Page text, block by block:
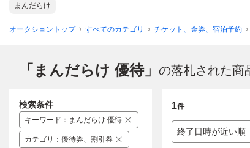
まんだらけ
オークショントップ すべてのカテゴリ チケット、金券、宿泊予約
「まんだらけ 優待」 の落札された商
1件
終了日時が近い順
検索条件
キーワード ： まんだらけ 優待
カテゴリ ： 優待券、割引券